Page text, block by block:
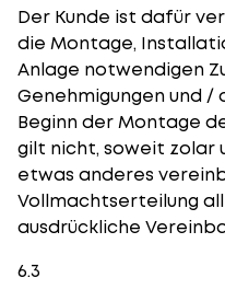
Der Kunde ist dafür
die Montage,
Anlage notwendigen
Genehmigungen und
Beginn der Montage
gilt nicht, soweit zolar
etwas anderes
Vollmachtserteilung
ausdrückliche
6.3